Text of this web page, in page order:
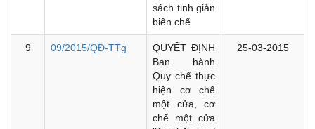
sách tinh giản
biên chế
9 09/2015/QĐ-TTg
QUYẾT ĐỊNH
Ban hành
Quy chế thực
hiện cơ chế
một cửa, cơ
chế một cửa
25-03-2015